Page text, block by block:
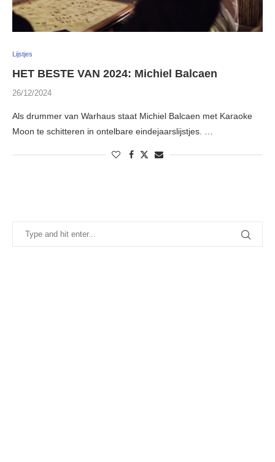
Lijstjes
HET BESTE VAN 2024: Michiel Balcaen
26/12/2024
Als drummer van Warhaus staat Michiel Balcaen met Karaoke
Moon te schitteren in ontelbare eindejaarslijstjes. …